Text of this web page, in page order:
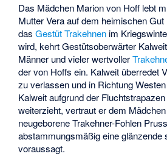
Das Mädchen Marion von Hoff lebt
Mutter Vera auf dem heimischen
dasGestüt Trakehnen im
wird, kehrt Gestütsoberwärter
Männer und vieler wertvoller
der von Hoffs ein. Kalweit überredet
zu verlassen und in Richtung
Kalweit aufgrund der
weiterzieht, vertraut er dem
neugeborene Trakehner-Fohlen
abstammungsmäßig eine glänzende
voraussagt.